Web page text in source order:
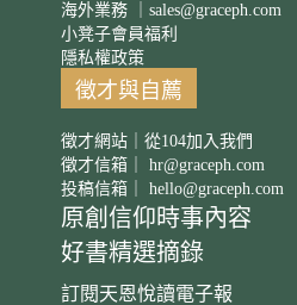
海外業務 ｜ sales@graceph.com
小凳子會員福利
隱私權政策
徵才與自薦
徵才網站｜從104加入我們
徵才信箱｜ hr@graceph.com
投稿信箱｜ hello@graceph.com
原創信仰時事內容
好書精選摘錄
訂閱天恩悅讀電子報